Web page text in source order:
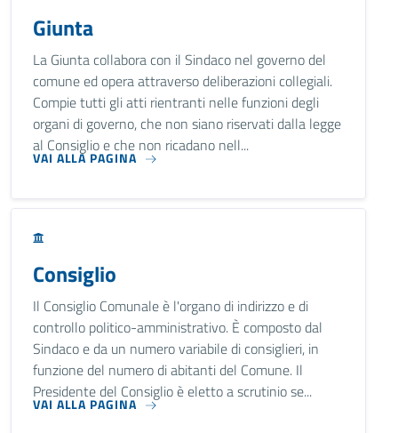
Giunta
La Giunta collabora con il Sindaco nel governo del
comune ed opera attraverso deliberazioni collegiali.
Compie tutti gli atti rientranti nelle funzioni degli
organi di governo, che non siano riservati dalla legge
al Consiglio e che non ricadano nell...
VAI ALLA PAGINA
Consiglio
Il Consiglio Comunale è l'organo di indirizzo e di
controllo politico-amministrativo. È composto dal
Sindaco e da un numero variabile di consiglieri, in
funzione del numero di abitanti del Comune. Il
Presidente del Consiglio è eletto a scrutinio se...
VAI ALLA PAGINA